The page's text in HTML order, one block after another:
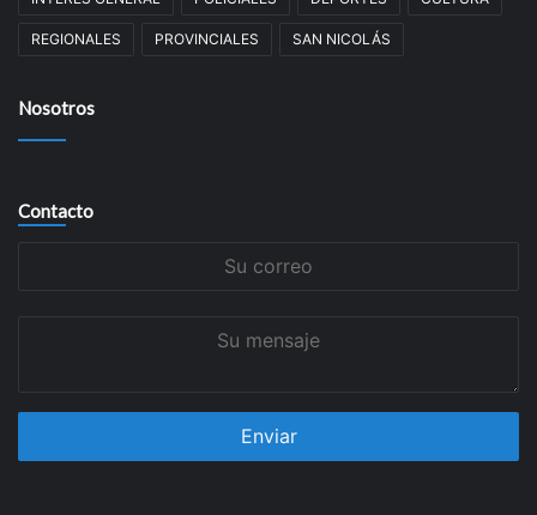
REGIONALES PROVINCIALES SAN NICOLÁS
Nosotros
Contacto